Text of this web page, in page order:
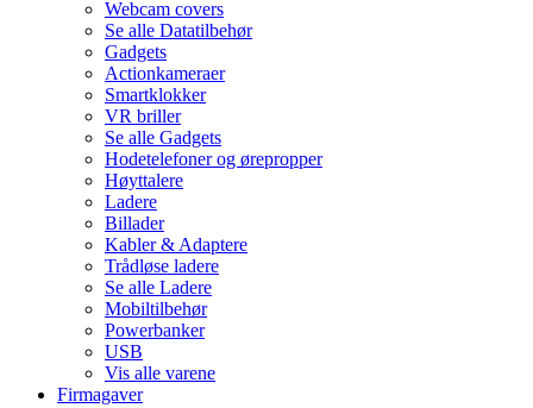
Webcam covers
Se alle Datatilbehør
Gadgets
Actionkameraer
Smartklokker
VR briller
Se alle Gadgets
Hodetelefoner og ørepropper
Høyttalere
Ladere
Billader
Kabler & Adaptere
Trådløse ladere
Se alle Ladere
Mobiltilbehør
Powerbanker
USB
Vis alle varene
Firmagaver